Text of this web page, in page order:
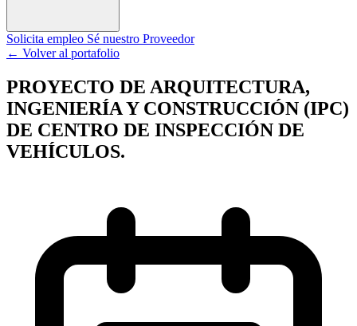
Solicita empleo Sé nuestro Proveedor
← Volver al portafolio
PROYECTO DE ARQUITECTURA,
INGENIERÍA Y CONSTRUCCIÓN (IPC)
DE CENTRO DE INSPECCIÓN DE
VEHÍCULOS.